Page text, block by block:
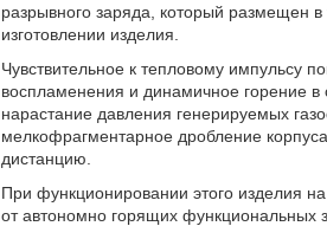
разрывного заряда, который размещен в
изготовлении изделия.
Чувствительное к тепловому импульсу
воспламенения и динамичное горение в
нарастание давления генерируемых
мелкофрагментарное дробление
дистанцию.
При функционировании этого изделия
от автономно горящих функциональных